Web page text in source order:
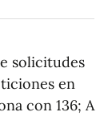
solicitudes
en
con 136; A